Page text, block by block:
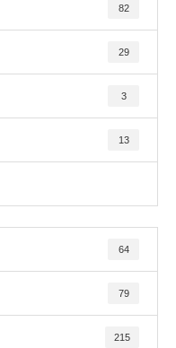
82
29
3
13
64
79
215